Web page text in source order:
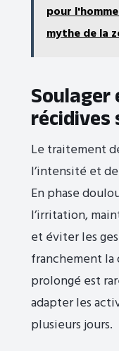
pour
mythe de la
Soulager
récidives
Le traitement
l’intensité et
En phase
l’irritation,
et éviter les
franchement
prolongé est
adapter les
plusieurs jours.